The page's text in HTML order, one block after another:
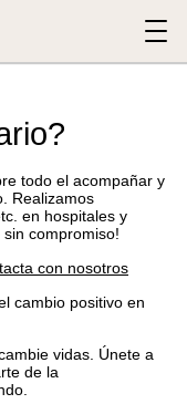
todo el acompañar y
Realizamos
en hospitales y
compromiso!
con nosotros
cambio positivo en
vidas. Únete a
de la